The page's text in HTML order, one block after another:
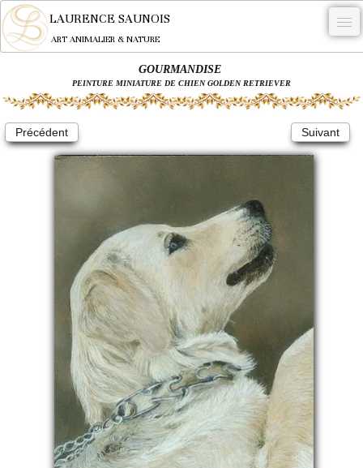
LAURENCE SAUNOIS
ART ANIMALIER & NATURE
NYMPHEUS LUMINANSIS.
OEUVRES
CONTACT
Français
GOURMANDISE
PEINTURE MINIATURE DE CHIEN GOLDEN RETRIEVER
Précédent Suivant